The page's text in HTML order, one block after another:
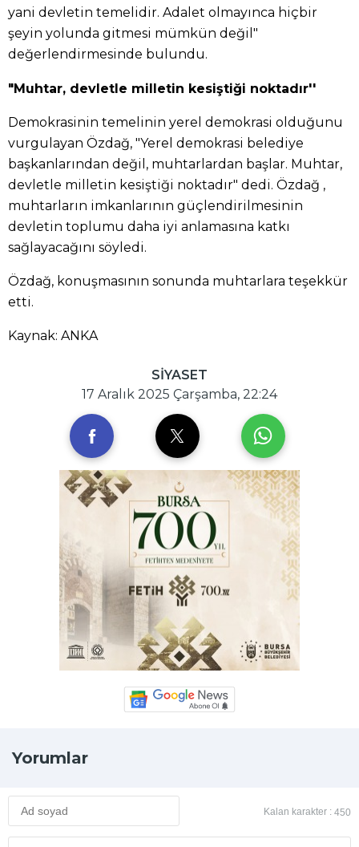
yani devletin temelidir. Adalet olmayınca hiçbir
şeyin yolunda gitmesi mümkün değil"
değerlendirmesinde bulundu.
"Muhtar, devletle milletin kesiştiği noktadır''
Demokrasinin temelinin yerel demokrasi olduğunu
vurgulayan Özdağ, "Yerel demokrasi belediye
başkanlarından değil, muhtarlardan başlar. Muhtar,
devletle milletin kesiştiği noktadır" dedi. Özdağ ,
muhtarların imkanlarının güçlendirilmesinin
devletin toplumu daha iyi anlamasına katkı
sağlayacağını söyledi.
Özdağ, konuşmasının sonunda muhtarlara teşekkür
etti.
Kaynak: ANKA
SİYASET
17 Aralık 2025 Çarşamba, 22:24
Yorumlar
Kalan karakter : 450